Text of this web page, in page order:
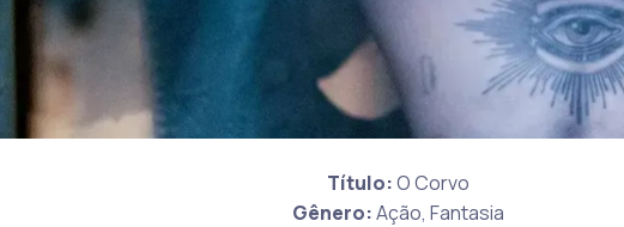
Título:O Corvo
Gênero:Ação, Fantasia